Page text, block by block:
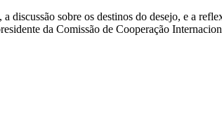
discussão sobre os destinos do desejo, e a
da Comissão de Cooperação